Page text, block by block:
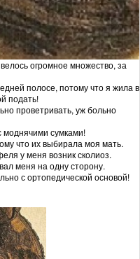
огромное множество, за
полосе, потому что я жила в
подать!
проветривать, уж больно
моднячими сумками!
что их выбирала моя мать.
у меня возник сколиоз.
меня на одну сторону.
с ортопедической основой!